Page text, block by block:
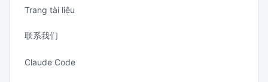
Trang tài liệu
联系我们
Claude Code